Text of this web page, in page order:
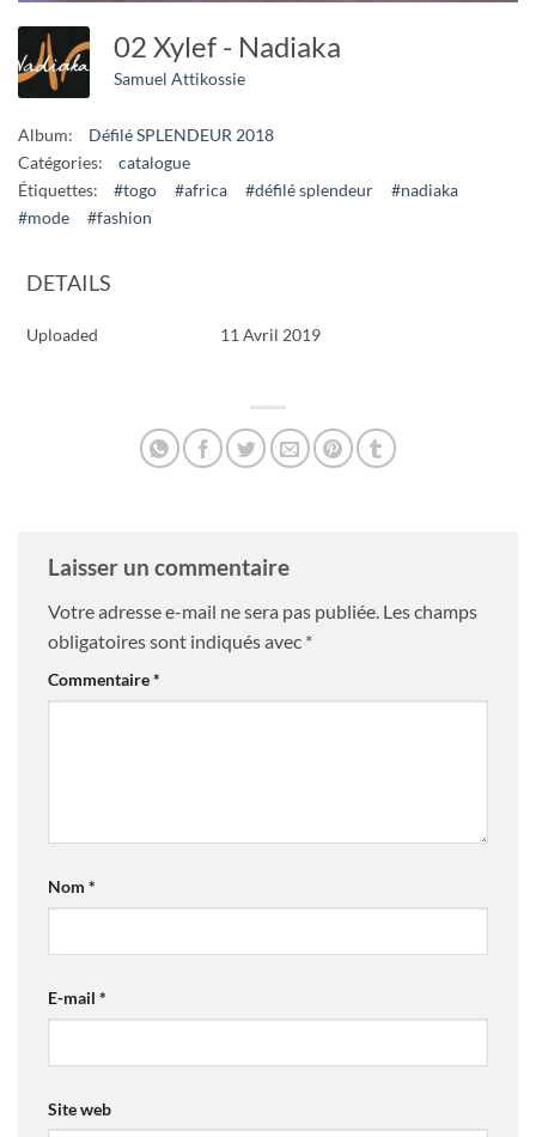
02 Xylef - Nadiaka
Samuel Attikossie
Album:
Défilé SPLENDEUR 2018
Catégories:
catalogue
Étiquettes:
#togo #africa #défilé splendeur
#nadiaka
#mode
#fashion
DETAILS
Uploaded 11 Avril 2019
Laisser un commentaire
Votre adresse e-mail ne sera pas publiée. Les champs
obligatoires sont indiqués avec *
Commentaire*
Nom *
E-mail *
Site web